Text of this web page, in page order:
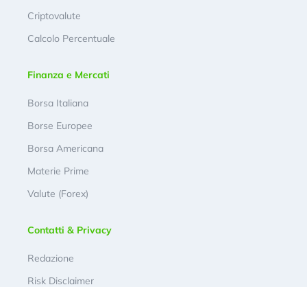
Criptovalute
Calcolo Percentuale
Finanza e Mercati
Borsa Italiana
Borse Europee
Borsa Americana
Materie Prime
Valute (Forex)
Contatti & Privacy
Redazione
Risk Disclaimer